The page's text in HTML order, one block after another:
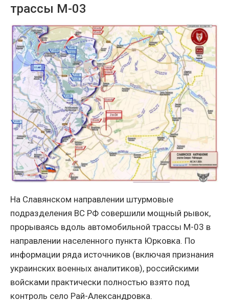
трассы М-03
На Славянском направлении штурмовые
подразделения ВС РФ совершили мощный рывок,
прорываясь вдоль автомобильной трассы М-03 в
направлении населенного пункта Юрковка. По
информации ряда источников (включая признания
украинских военных аналитиков), российскими
войсками практически полностью взято под
контроль село Рай-Александровка.